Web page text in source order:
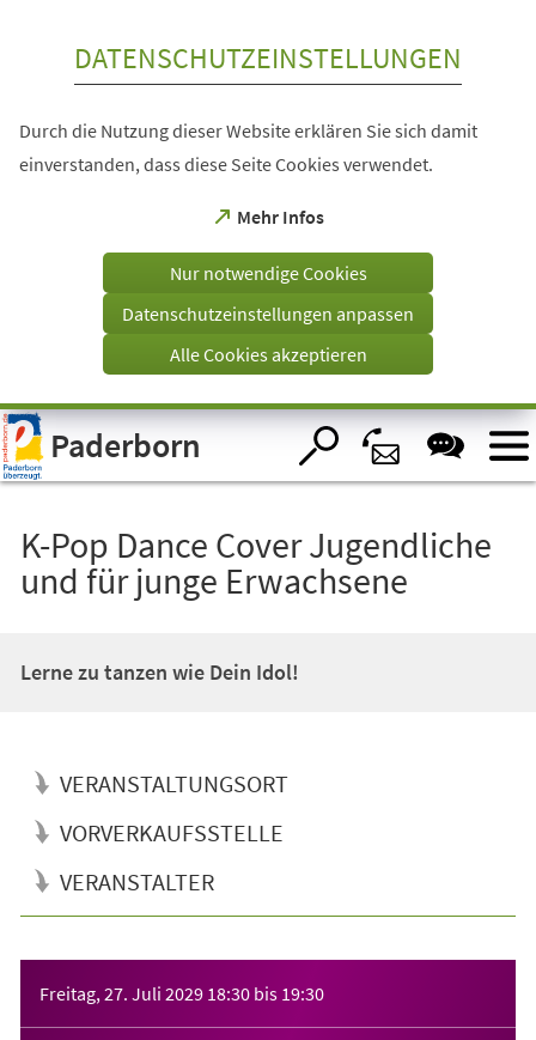
Visuelle
Assistenzsoftware
öffnen.
DATENSCHUTZEINSTELLUNGEN
Durch die Nutzung dieser Website erklären Sie sich damit
einverstanden, dass diese Seite Cookies verwendet.
Mehr Infos
(Öffnet
einem
Tab)
Nur notwendige Cookies
Datenschutzeinstellungen anpassen
Alle Cookies akzeptieren
Paderborn
K-Pop Dance Cover Jugendliche
und für junge Erwachsene
Lerne zu tanzen wie Dein Idol!
VERANSTALTUNGSORT
VORVERKAUFSSTELLE
VERANSTALTER
Freitag, 27. Juli 2029 18:30 bis 19:30